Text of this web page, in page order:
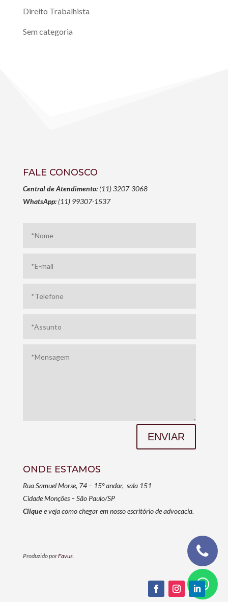
Direito Trabalhista
Sem categoria
FALE CONOSCO
Central de Atendimento:(11) 3207-3068
WhatsApp:(11) 99307-1537
ENVIAR
ONDE ESTAMOS
Rua Samuel Morse, 74 – 15° andar, sala 151
Cidade Monções – São Paulo/SP
Cliquee veja como chegar em nosso escritório de advocacia.
Produzido porFavus.